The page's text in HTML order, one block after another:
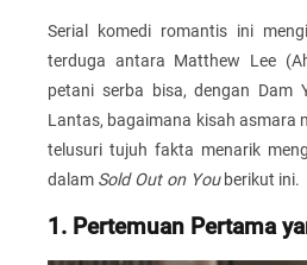
Serial komedi romantis ini
terduga antara Matthew Lee
petani serba bisa, dengan Dam
Lantas, bagaimana kisah asmara
telusuri tujuh fakta menarik
dalam Sold Out on Youberikut ini.
1. Pertemuan Pertama